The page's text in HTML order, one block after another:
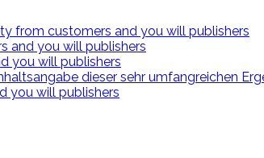
from customers and you will publishers
and you will publishers
you will publishers
dieser sehr umfangreichen
you will publishers